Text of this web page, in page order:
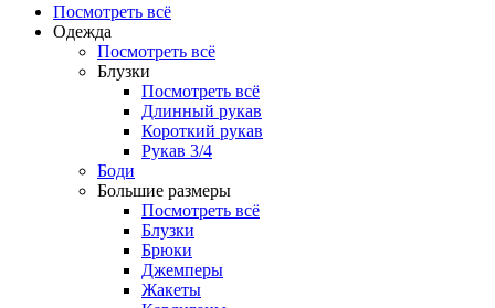
Посмотреть всё
Одежда
Посмотреть всё
Блузки
Посмотреть всё
Длинный рукав
Короткий рукав
Рукав 3/4
Боди
Большие размеры
Посмотреть всё
Блузки
Брюки
Джемперы
Жакеты